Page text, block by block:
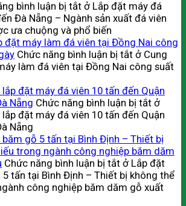
bình luận bị tắt ở Lắp đặt máy đá
Đà Nẵng – Ngành sản xuất đá viên
ưa chuộng và phổ biến
đặt máy làm đá viên tại Đồng Nai công
Chức năng bình luận bị tắt ở Cung
làm đá viên tại Đồng Nai công suất
đặt máy đá viên 10 tấn đến Quận
Nẵng Chức năng bình luận bị tắt ở
đặt máy đá viên 10 tấn đến Quận
Nẵng
gỗ 5 tấn tại Bình Định – Thiết bị
trong ngành công nghiệp băm dăm
Chức năng bình luận bị tắt ở Lắp đặt
tấn tại Bình Định – Thiết bị không thể
công nghiệp băm dăm gỗ xuất